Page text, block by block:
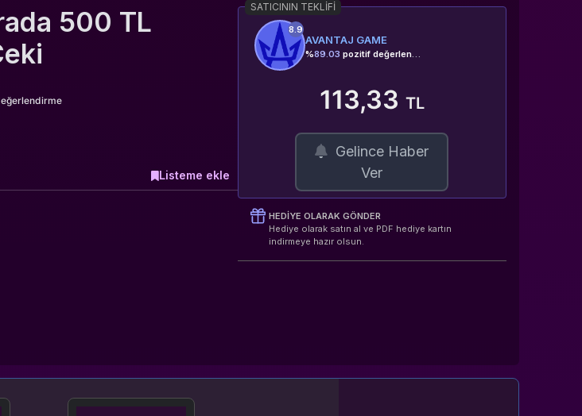
500 TL
Listeme ekle
SATICININ TEKLIFI
8.9
AVANTAJ GAME
%89.03 pozitif değerlendirme
113,33 TL
Gelince Haber
Ver
HEDIYE OLARAK GÖNDER
Hediye olarak satın al ve PDF hediye kartın
indirmeye hazır olsun.